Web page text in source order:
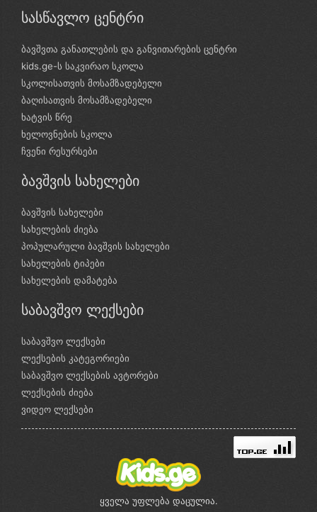
სასწავლო ცენტრი
ბავშვთა განათლების და განვითარების ცენტრი
kids.ge-ს საკვირაო სკოლა
სკოლისათვის მოსამზადებელი
ბაღისათვის მოსამზადებელი
ხატვის წრე
ხელოვნების სკოლა
ჩვენი რესურსები
ბავშვის სახელები
ბავშვის სახელები
სახელების ძიება
პოპულარული ბავშვის სახელები
სახელების ტიპები
სახელების დამატება
საბავშვო ლექსები
საბავშვო ლექსები
ლექსების კატეგორიები
საბავშვო ლექსების ავტორები
ლექსების ძიება
ვიდეო ლექსები
ყველა უფლება დაცულია.